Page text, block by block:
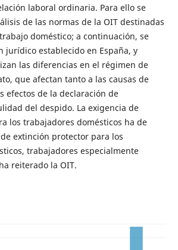
laboral ordinaria. Para ello se
de las normas de la OIT destinadas
doméstico; a continuación, se
jurídico establecido en España, y
las diferencias en el régimen de
que afectan tanto a las causas de
efectos de la declaración de
del despido. La exigencia de
los trabajadores domésticos ha de
extinción protector para los
trabajadores especialmente
reiterado la OIT.